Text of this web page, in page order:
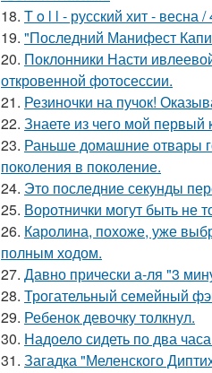
18. T o l l - русский хит - весна /
19. "Последний Манифест
20. Поклонники Насти
откровенной фотосессии.
21. Резиночки на пучок!
22. Знаете из чего мой первый
23. Раньше домашние отвары
поколения в поколение.
24. Это последние секунды
25. Воротнички могут быть не
26. Каролина, похоже, уже
полным ходом.
27. Давно прически а-ля "3
28. Трогательный семейный
29. Ребенок девочку толкнул.
30. Надоело сидеть по два
31. Загадка "Меленского